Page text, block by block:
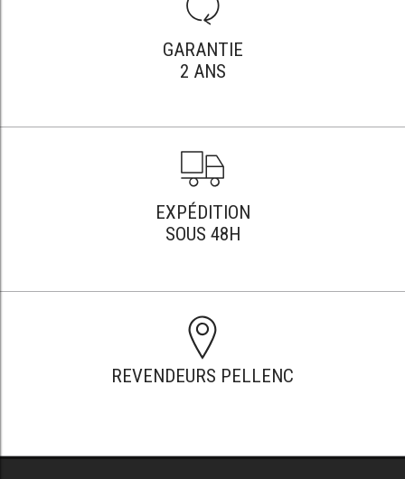
GARANTIE
2 ANS
EXPÉDITION
SOUS 48H
REVENDEURS PELLENC